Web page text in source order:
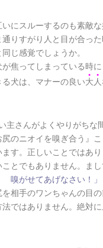
にスルーするのも素敵
りすがり人と目が合っ
じ感覚でしょうか。
が焦ってしまっている時
る犬は、マナーの良い大
●
人
●
主さんがよくやりがちな
のニオイを嗅ぎ合う』
ます。正しいことではあ
とでもありません。ま
嗅がせてあげなさい！」
相手のワンちゃんの目の
ではありません。絶対